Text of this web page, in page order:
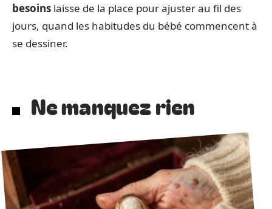
besoins laisse de la place pour ajuster au fil des
jours, quand les habitudes du bébé commencent à
se dessiner.
Ne manquez rien